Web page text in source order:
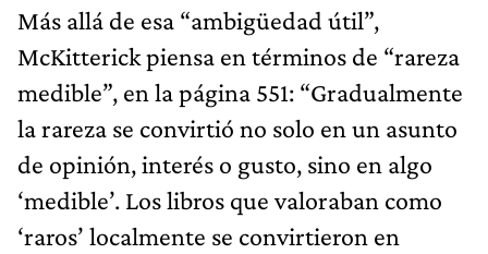
Más allá de esa “ambigüedad útil”,
McKitterick piensa en términos de “rareza
medible”, en la página 551: “Gradualmente
la rareza se convirtió no solo en un asunto
de opinión, interés o gusto, sino en algo
‘medible’. Los libros que valoraban como
‘raros’ localmente se convirtieron en